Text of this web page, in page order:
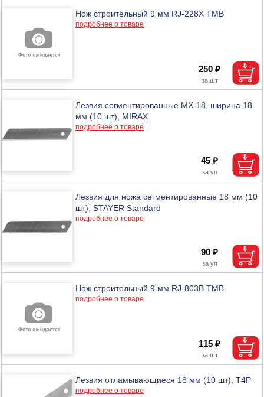
Нож строительный 9 мм RJ-228X ТМВ
подробнее о товаре
250 ₽
Лезвия сегментированные MX-18, ширина 18
мм (10 шт), MIRAX
подробнее о товаре
45 ₽
Лезвия для ножа сегментированные 18 мм (10
шт), STAYER Standard
подробнее о товаре
90 ₽
Нож строительный 9 мм RJ-803B ТМВ
подробнее о товаре
115 ₽
Лезвия отламывающиеся 18 мм (10 шт), Т4Р
подробнее о товаре